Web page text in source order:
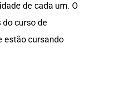
de cada um. O
curso de
estão cursando